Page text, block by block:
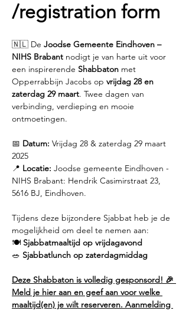
/registration form
🇳🇱 De Joodse Gemeente Eindhoven –
NIHS Brabant nodigt je van harte uit voor
een inspirerende Shabbaton met
Opperrabbijn Jacobs op vrijdag 28 en
zaterdag 29 maart. Twee dagen van
verbinding, verdieping en mooie
ontmoetingen.
📅 Datum: Vrijdag 28 & zaterdag 29 maart
2025
📍 Locatie: Joodse gemeente Eindhoven -
NIHS Brabant: Hendrik Casimirstraat 23,
5616 BJ, Eindhoven.
Tijdens deze bijzondere Sjabbat heb je de
mogelijkheid om deel te nemen aan:
🍽 Sjabbatmaaltijd op vrijdagavond
🥗 Sjabbatlunch op zaterdagmiddag
Deze Shabbaton is volledig gesponsord! 🎉
Meld je hier aan en geef aan voor welke
maaltijd(en) je wilt reserveren. Aanmelding